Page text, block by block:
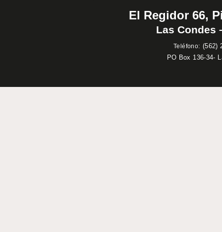
El Regidor 66,
Las Condes
Teléfono: (562)
PO Box 136-34-